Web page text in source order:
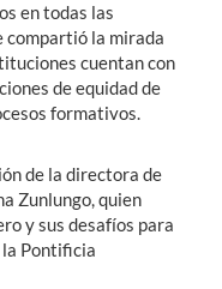
en todas las
compartió la mirada
cuentan con
de equidad de
formativos.
de la directora de
Zunlungo, quien
y sus desafíos para
Pontificia